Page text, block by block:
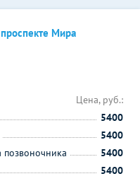
Мира
Цена, руб.:
5400
5400
позвоночника
5400
5400